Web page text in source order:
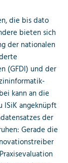
die bis dato
bieten sich
der nationalen
(GFDI) und der
kann an die
ISiK angeknüpft
der
Gerade die